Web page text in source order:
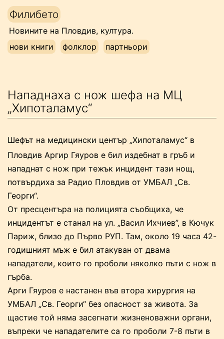
Напред
към
съдържанието
Филибето
Новините на Пловдив, култура.
нови книги
фолклор партньори
Нападнаха с нож шефа на МЦ
„Хипоталамус“
Шефът на медицински център „Хипоталамус“ в
Пловдив Аргир Гяуров е бил издебнат в гръб и
нападнат с нож при тежък инцидент тази нощ,
потвърдиха за Радио Пловдив от УМБАЛ „Св.
Георги“.
От пресцентъра на полицията съобщиха, че
инцидентът е станал на ул. „Васил Ихчиев”, в Кючук
Париж, близо до Първо РУП. Там, около 19 часа 42-
годишният мъж е бил атакуван от двама
нападатели, които го проболи няколко пъти с нож в
гърба.
Арги Гяуров е настанен във втора хирургия на
УМБАЛ „Св. Георги“ без опасност за живота. За
щастие той няма засегнати жизненоважни органи,
въпреки че нападателите са го проболи 7-8 пъти в